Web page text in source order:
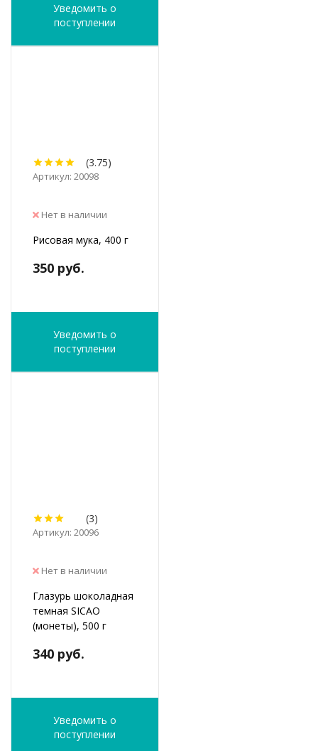
Уведомить о
поступлении
(3.75)
Артикул: 20098
Нет в наличии
Рисовая мука, 400 г
350 руб.
Уведомить о
поступлении
(3)
Артикул: 20096
Нет в наличии
Глазурь шоколадная
темная SICAO
(монеты), 500 г
340 руб.
Уведомить о
поступлении